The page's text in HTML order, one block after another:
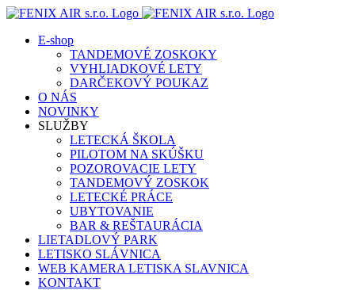
Skip
contentE-shop
TANDEMOVÉ ZOSKOKY
VYHLIADKOVÉ LETY
DARČEKOVÝ POUKAZ
O NÁS
NOVINKY
SLUŽBY
LETECKÁ ŠKOLA
PILOTOM NA SKÚŠKU
POZOROVACIE LETY
TANDEMOVÝ ZOSKOK
LETECKÉ PRÁCE
UBYTOVANIE
BAR & REŠTAURÁCIA
LIETADLOVÝ PARK
LETISKO SLÁVNICA
WEB KAMERA LETISKA SLAVNICA
KONTAKT